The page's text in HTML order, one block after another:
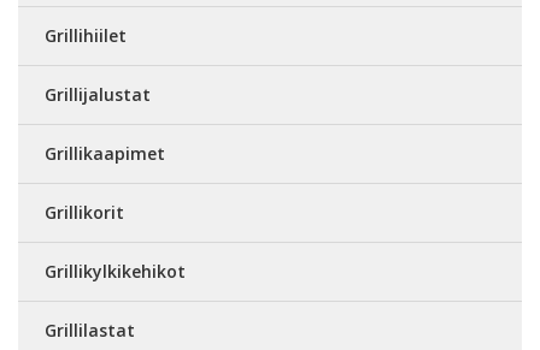
Grillihiilet
Grillijalustat
Grillikaapimet
Grillikorit
Grillikylkikehikot
Grillilastat